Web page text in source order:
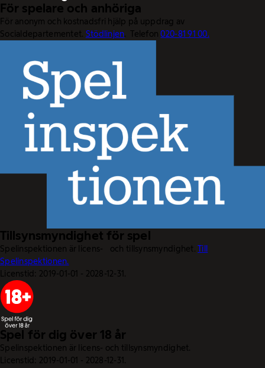
För spelare och anhöriga
För anonym och kostnadsfri hjälp på uppdrag av
Socialdepartementet. Stödlinjen. Telefon020-81 91 00.
Tillsynsmyndighet för spel
Spelinspektionen är licens- och tillsynsmyndighet.Till
Spelinspektionen.
Licenstid: 2019-01-01 - 2028-12-31.
Spel för dig över 18 år
Spelinspektionen är licens- och tillsynsmyndighet.
Licenstid: 2019-01-01 - 2028-12-31.